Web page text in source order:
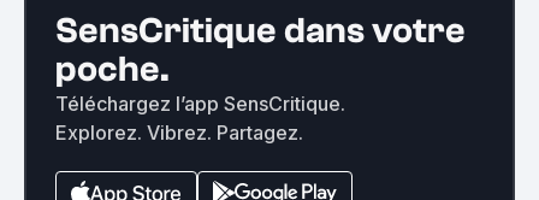
SensCritique dans votre
poche.
Téléchargez l’app SensCritique.
Explorez. Vibrez. Partagez.